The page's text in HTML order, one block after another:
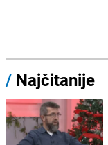
/ Najčitanije